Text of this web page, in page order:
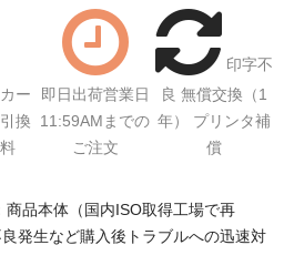
ー
換
即日出荷営業日
11:59AMまでの
ご注文
印字不
良 無償交換（1
年） プリンタ補
償
商品本体（国内ISO取得工場で再
発生など購入後トラブルへの迅速対